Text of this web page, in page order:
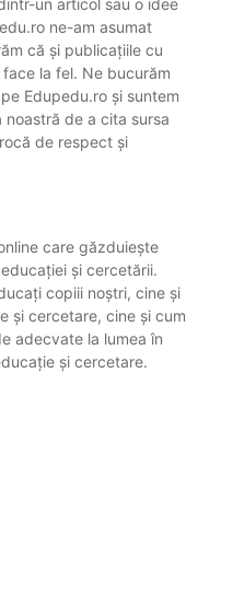
un articol sau o idee
ne-am asumat
că și publicațiile cu
la fel. Ne bucurăm
Edupedu.ro și suntem
de a cita sursa
de respect și
care găzduiește
și cercetării.
copiii noștri, cine și
și cercetare, cine și cum
adecvate la lumea în
și cercetare.